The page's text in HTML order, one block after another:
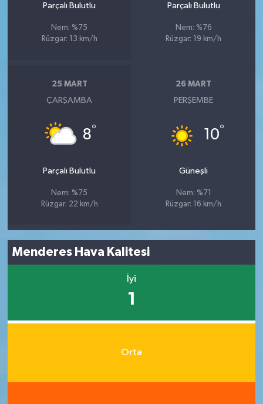
Parçalı Bulutlu
Nem: %75
Rüzgar: 13 km/h
Parçalı Bulutlu
Nem: %76
Rüzgar: 19 km/h
25 MART
ÇARŞAMBA
8°
Parçalı Bulutlu
Nem: %75
Rüzgar: 22 km/h
26 MART
PERŞEMBE
10°
Güneşli
Nem: %71
Rüzgar: 16 km/h
Menderes Hava Kalitesi
İyi
1
Orta